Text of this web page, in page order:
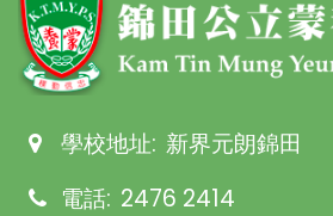
學校地址: 新界元朗錦田
電話: 2476 2414